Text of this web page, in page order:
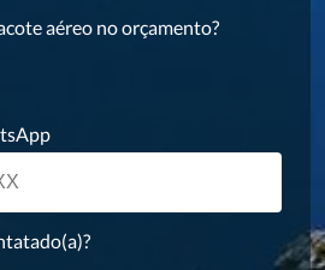
aéreo no orçamento?